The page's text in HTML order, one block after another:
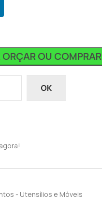
OU COMPRAR
OK
- Utensílios e Móveis